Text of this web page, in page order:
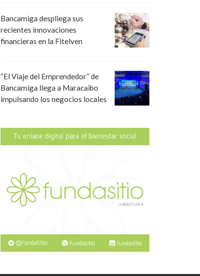
Bancamiga despliega sus
recientes innovaciones
financieras en la Fitelven
“El Viaje del Emprendedor” de
Bancamiga llega a Maracaibo
impulsando los negocios locales